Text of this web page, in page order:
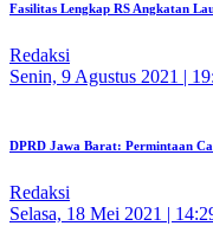
Fasilitas Lengkap RS Angkatan
Redaksi
Senin, 9 Agustus 2021 |
DPRD Jawa Barat: Permintaan
Redaksi
Selasa, 18 Mei 2021 |